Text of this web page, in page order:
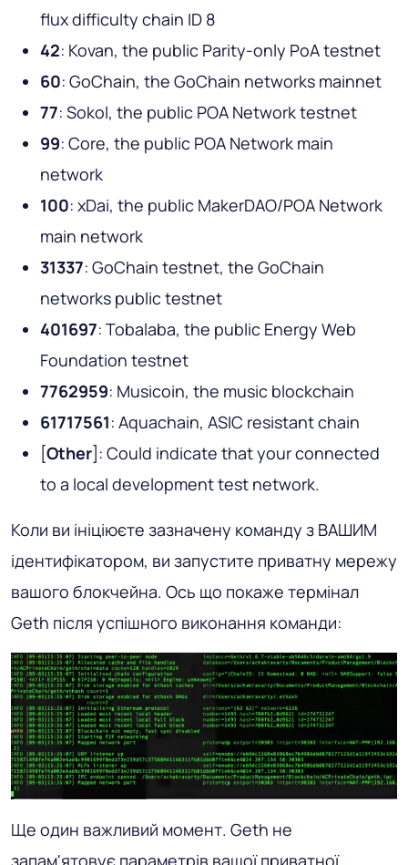
flux difficulty chain ID 8
42: Kovan, the public Parity-only PoA testnet
60: GoChain, the GoChain networks mainnet
77: Sokol, the public POA Network testnet
99: Core, the public POA Network main
network
100: xDai, the public MakerDAO/POA Network
main network
31337: GoChain testnet, the GoChain
networks public testnet
401697: Tobalaba, the public Energy Web
Foundation testnet
7762959: Musicoin, the music blockchain
61717561: Aquachain, ASIC resistant chain
[Other]: Could indicate that your connected
to a local development test network.
Коли ви ініціюєте зазначену команду з ВАШИМ
ідентифікатором, ви запустите приватну мережу
вашого блокчейна. Ось що покаже термінал
Geth після успішного виконання команди:
Ще один важливий момент. Geth не
запам'ятовує параметрів вашої приватної